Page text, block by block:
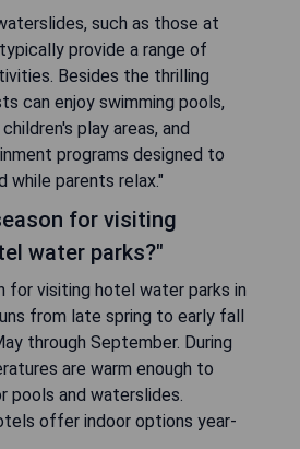
such as those at
provide a range of
Besides the thrilling
can enjoy swimming pools,
play areas, and
programs designed to
while parents relax."
for visiting
water parks?"
for visiting hotel water parks in
from late spring to early fall
through September. During
are warm enough to
pools and waterslides.
offer indoor options year-